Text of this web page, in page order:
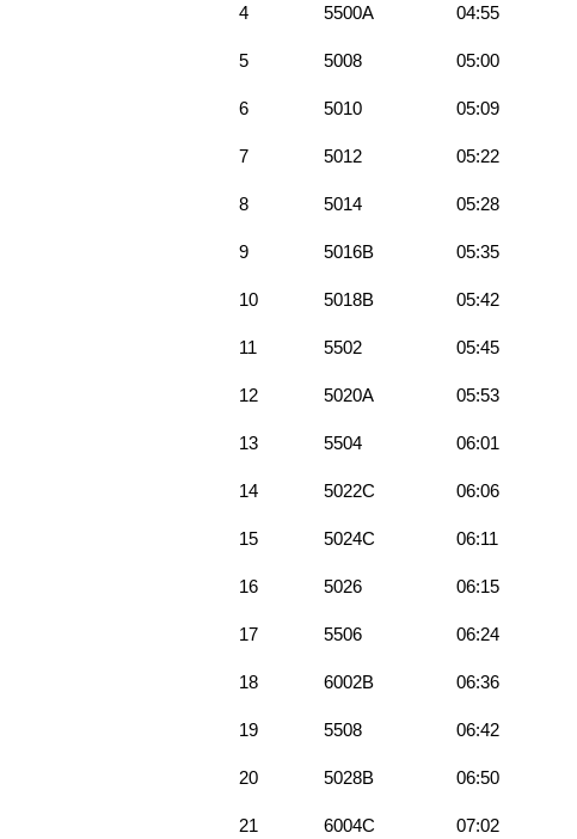
4 5500A 04:55
5 5008 05:00
6 5010 05:09
7 5012 05:22
8 5014 05:28
9 5016B 05:35
10 5018B 05:42
11 5502 05:45
12 5020A 05:53
13 5504 06:01
14 5022C 06:06
15 5024C 06:11
16 5026 06:15
17 5506 06:24
18 6002B 06:36
19 5508 06:42
20 5028B 06:50
21 6004C 07:02